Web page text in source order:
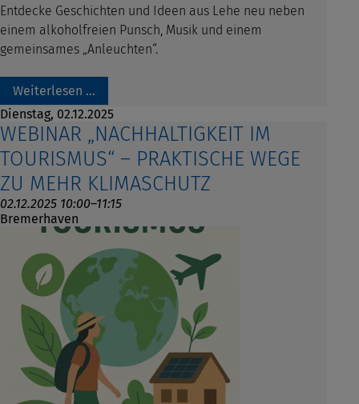
Entdecke Geschichten und Ideen aus Lehe neu neben
einem alkoholfreien Punsch, Musik und einem
gemeinsames „Anleuchten“.
Weiterlesen …
Dienstag, 02.12.2025
WEBINAR „NACHHALTIGKEIT IM
TOURISMUS“ – PRAKTISCHE WEGE
ZU MEHR KLIMASCHUTZ
02.12.2025 10:00–11:15
Bremerhaven